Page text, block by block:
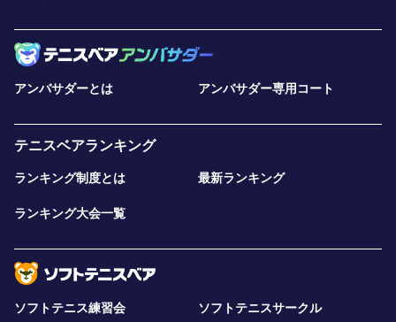
アンバサダーとは アンバサダー専用コート
テニスベアランキング
ランキング制度とは 最新ランキング
ランキング大会一覧
ソフトテニス練習会 ソフトテニスサークル